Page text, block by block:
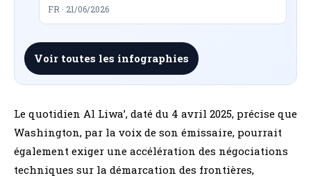
FR · 21/06/2026
Voir toutes les infographies
Le quotidien Al Liwa’, daté du 4 avril 2025, précise que
Washington, par la voix de son émissaire, pourrait
également exiger une accélération des négociations
techniques sur la démarcation des frontières,